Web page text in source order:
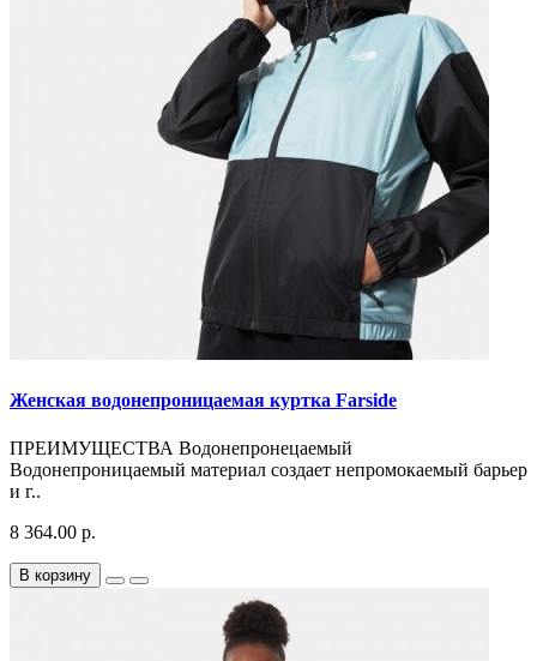
Женская водонепроницаемая куртка Farside
ПРЕИМУЩЕСТВА Водонепронецаемый
Водонепроницаемый материал создает непромокаемый барьер
и г..
8 364.00 р.
В корзину